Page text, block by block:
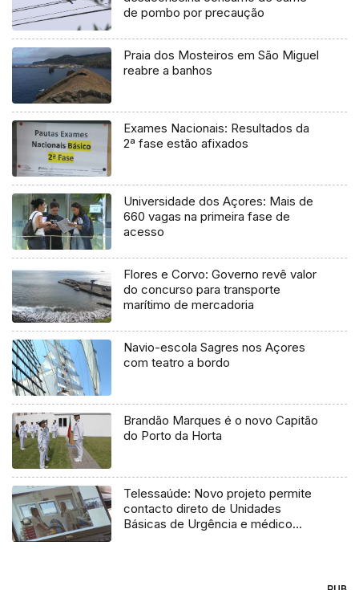
de pombo por precaução
Praia dos Mosteiros em São Miguel
reabre a banhos
Exames Nacionais: Resultados da
2ª fase estão afixados
Universidade dos Açores: Mais de
660 vagas na primeira fase de
acesso
Flores e Corvo: Governo revê valor
do concurso para transporte
marítimo de mercadoria
Navio-escola Sagres nos Açores
com teatro a bordo
Brandão Marques é o novo Capitão
do Porto da Horta
Telessaúde: Novo projeto permite
contacto direto de Unidades
Básicas de Urgência e médico